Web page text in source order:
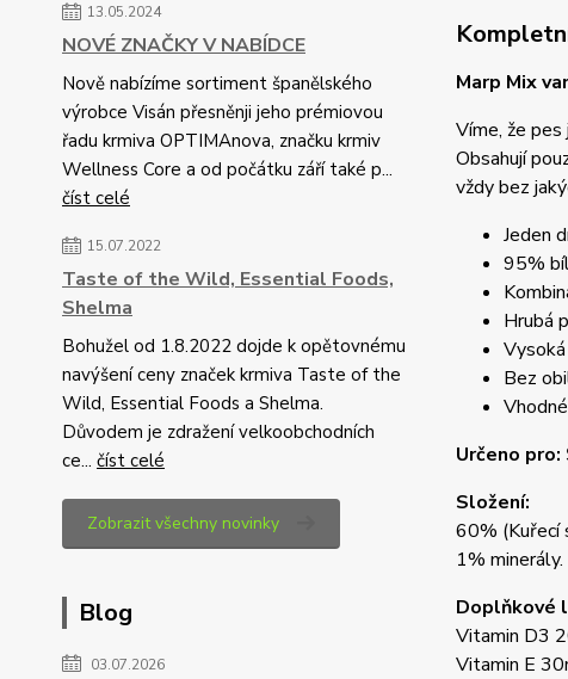
13.05.2024
NOVÉ ZNAČKY V NABÍDCE
Nově nabízíme sortiment španělského
výrobce Visán přesněnji jeho prémiovou
řadu krmiva OPTIMAnova, značku krmiv
Wellness Core a od počátku září také p...
číst celé
15.07.2022
Taste of the Wild, Essential Foods,
Shelma
Bohužel od 1.8.2022 dojde k opětovnému
navýšení ceny značek krmiva Taste of the
Wild, Essential Foods a Shelma.
Důvodem je zdražení velkoobchodních
ce... číst celé
Zobrazit všechny novinky
Blog
03.07.2026
Marp Mix
Víme, že
Obsahují
vždy bez
Jeden
95%
Hrubá
Bez
Určeno pro:
Složení:
60% (Kuřecí
1% minerály.
Doplňkové
Vitamin D3
Vitamin E